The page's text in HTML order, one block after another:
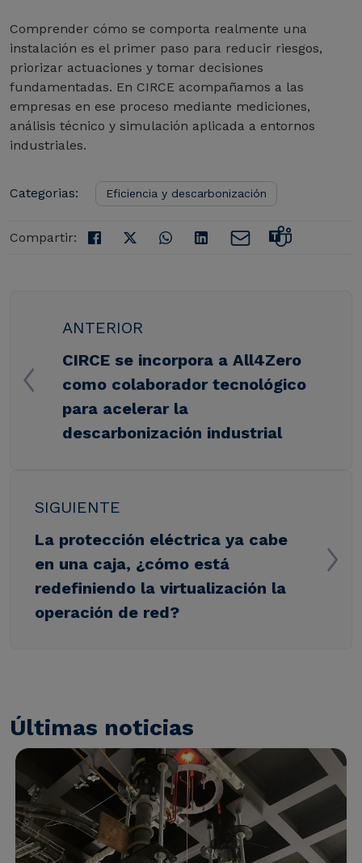
Comprender cómo se comporta realmente una
instalación es el primer paso para reducir riesgos,
priorizar actuaciones y tomar decisiones
fundamentadas. En CIRCE acompañamos a las
empresas en ese proceso mediante mediciones,
análisis técnico y simulación aplicada a entornos
industriales.
Categorias: Eficiencia y descarbonización
Compartir:
ANTERIOR
CIRCE se incorpora a All4Zero
como colaborador tecnológico
para acelerar la
descarbonización industrial
SIGUIENTE
La protección eléctrica ya cabe
en una caja, ¿cómo está
redefiniendo la virtualización la
operación de red?
Últimas noticias